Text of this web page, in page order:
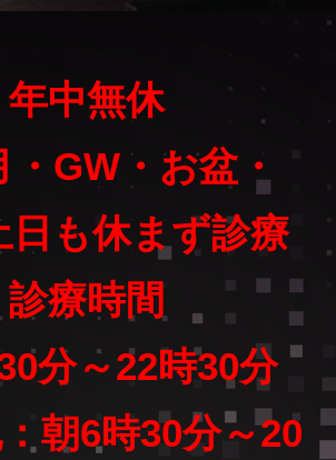
年中無休
・GW・お盆・
日も休まず診療
診療時間
分～22時30分
朝6時30分～20